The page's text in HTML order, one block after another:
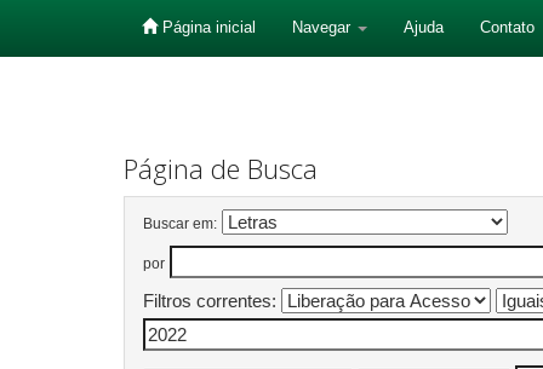
Página inicial Navegar Ajuda Contato
Página de Busca
Buscar em:
por
Filtros correntes: